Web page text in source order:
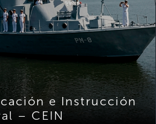
e Instrucción
– CEIN